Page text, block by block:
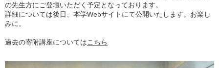
の先生方にご登壇いただく予定となっております。
詳細については後日、本学Webサイトにて公開いたします。お楽し
みに。
過去の寄附講座についてはこちら